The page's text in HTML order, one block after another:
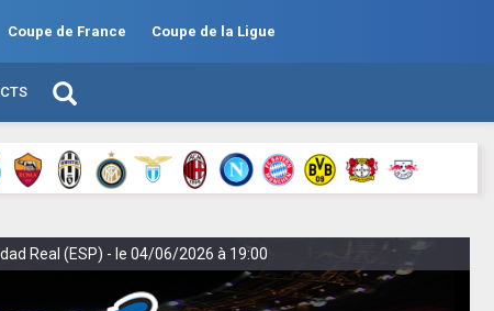
Coupe de France Coupe de la Ligue
Real (ESP) - le 04/06/2026 à 19:00